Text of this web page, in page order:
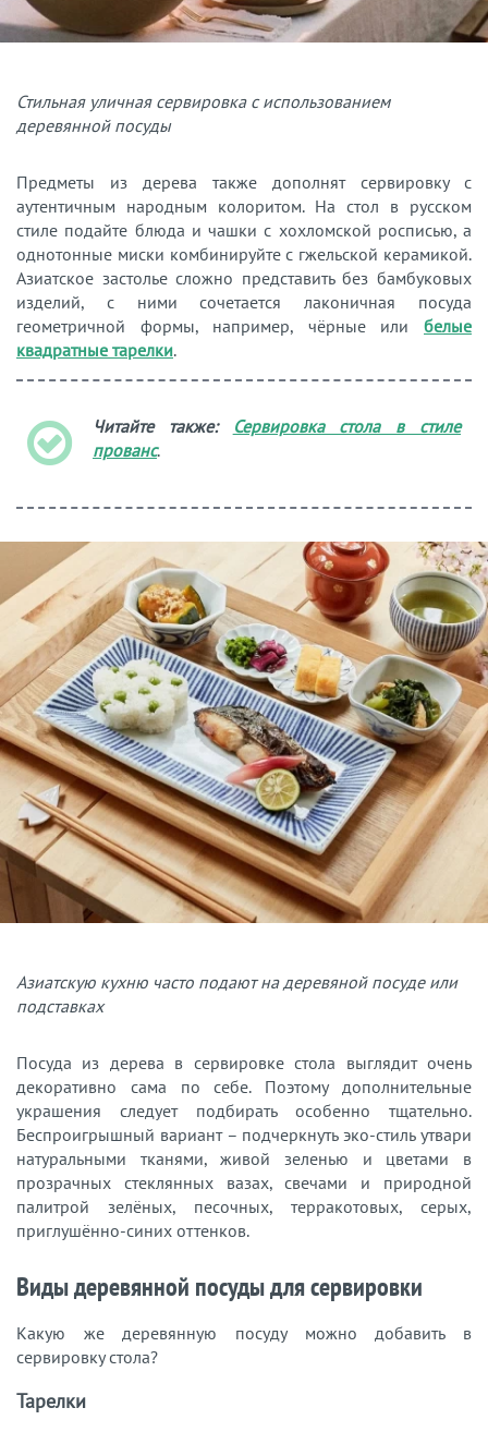
Стильная уличная сервировка с использованием
деревянной посуды
Предметы из дерева также дополнят сервировку с
аутентичным народным колоритом. На стол в русском
стиле подайте блюда и чашки с хохломской росписью, а
однотонные миски комбинируйте с гжельской керамикой.
Азиатское застолье сложно представить без бамбуковых
изделий, с ними сочетается лаконичная посуда
геометричной формы, например, чёрные или белые
квадратные тарелки.
Читайте также:
Сервировка стола в стиле
прованс.
Азиатскую кухню часто подают на деревяной посуде или
подставках
Посуда из дерева в сервировке стола выглядит очень
декоративно сама по себе. Поэтому дополнительные
украшения следует подбирать особенно тщательно.
Беспроигрышный вариант – подчеркнуть эко-стиль утвари
натуральными тканями, живой зеленью и цветами в
прозрачных стеклянных вазах, свечами и природной
палитрой зелёных, песочных, терракотовых, серых,
приглушённо-синих оттенков.
Виды деревянной посуды для сервировки
Какую же деревянную посуду можно добавить в
сервировку стола?
Тарелки